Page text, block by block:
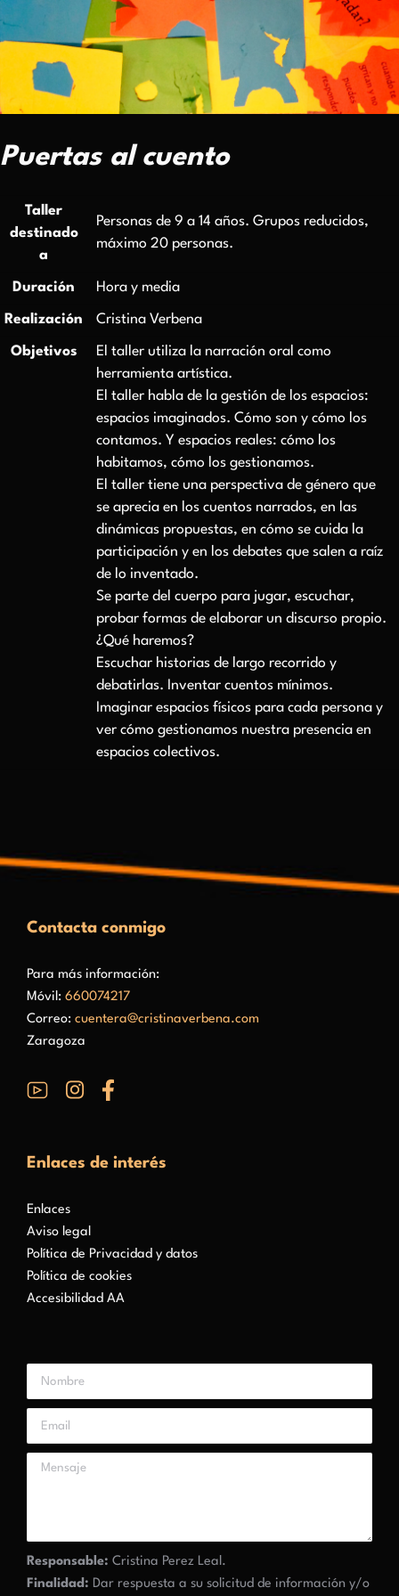
Puertas al cuento
Taller
destinado
a
Personas de 9 a 14 años. Grupos reducidos,
máximo 20 personas.
Duración Hora y media
Realización Cristina Verbena
Objetivos
El taller utiliza la narración oral como
herramienta artística.
El taller habla de la gestión de los espacios:
espacios imaginados. Cómo son y cómo los
contamos. Y espacios reales: cómo los
habitamos, cómo los gestionamos.
El taller tiene una perspectiva de género que
se aprecia en los cuentos narrados, en las
dinámicas propuestas, en cómo se cuida la
participación y en los debates que salen a raíz
de lo inventado.
Se parte del cuerpo para jugar, escuchar,
probar formas de elaborar un discurso propio.
¿Qué haremos?
Escuchar historias de largo recorrido y
debatirlas. Inventar cuentos mínimos.
Imaginar espacios físicos para cada persona y
ver cómo gestionamos nuestra presencia en
espacios colectivos.
Contacta conmigo
Para más información:
Móvil: 660074217
Correo: cuentera@cristinaverbena.com
Zaragoza
Enlaces de interés
Enlaces
Aviso legal
Política de Privacidad y datos
Política de cookies
Accesibilidad AA
Responsable: Cristina Perez Leal.
Finalidad: Dar respuesta a su solicitud de información y/o